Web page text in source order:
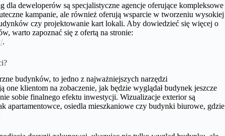
deweloperów są specjalistyczne agencje oferujące kompleksowe
kampanie, ale również oferują wsparcie w tworzeniu wysokiej
czy projektowanie kart lokali. Aby dowiedzieć się więcej o
warto zapoznać się z ofertą na stronie:
.
budynków, to jedno z najważniejszych narzędzi
klientom na zobaczenie, jak będzie wyglądał budynek jeszcze
sobie finalnego efektu inwestycji. Wizualizacje exterior są
apartamentowce, osiedla mieszkaniowe czy budynki biurowe, gdzie